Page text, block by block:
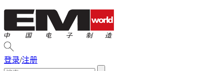
登录/注册